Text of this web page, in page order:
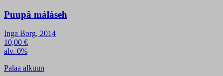
Puupâ máláseh
Inga Borg, 2014
10,00 €
alv. 0%
Palaa alkuun